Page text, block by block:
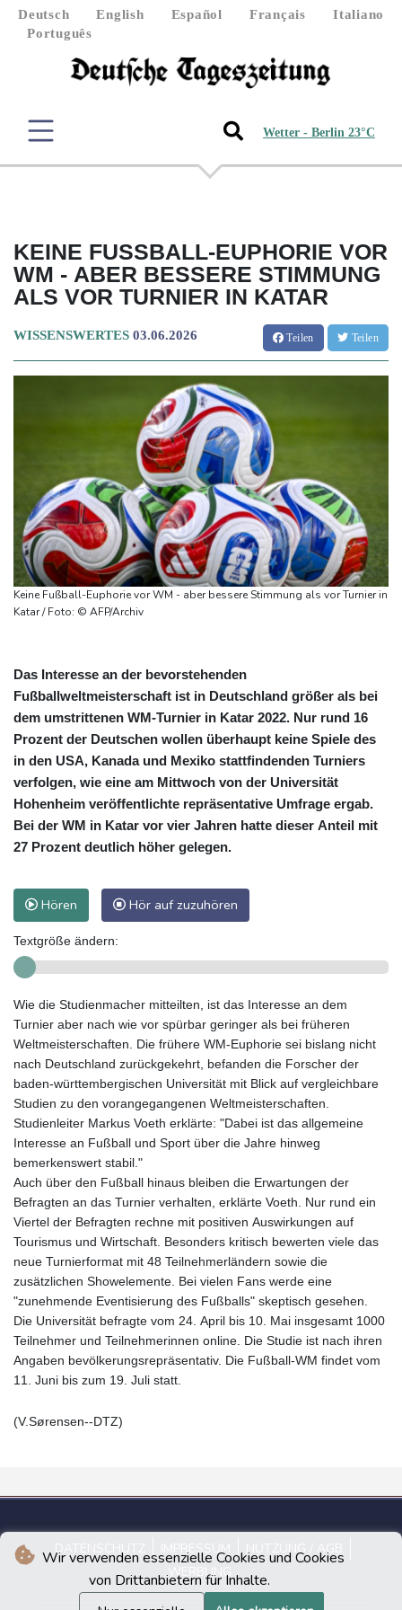
Wir verwenden essenzielle Cookies und Cookies
von Drittanbietern für Inhalte.
Deutsch English Español Français
Italiano
Português
Wetter - Berlin 23°C
KEINE FUSSBALL-EUPHORIE VOR W
M - ABER BESSERE STIMMUNG A
LS VOR TURNIER IN KATAR
WISSENSWERTES 03.06.2026 Teilen Teilen
Keine Fußball-Euphorie vor WM - aber bessere Stimmung als vor Turnier in
Katar / Foto: © AFP/Archiv
Das Interesse an der bevorstehenden
Fußballweltmeisterschaft ist in Deutschland größer als bei
dem umstrittenen WM-Turnier in Katar 2022. Nur rund 16
Prozent der Deutschen wollen überhaupt keine Spiele des
in den USA, Kanada und Mexiko stattfindenden Turniers
verfolgen, wie eine am Mittwoch von der Universität
Hohenheim veröffentlichte repräsentative Umfrage ergab.
Bei der WM in Katar vor vier Jahren hatte dieser Anteil mit
27 Prozent deutlich höher gelegen.
Hören Hör auf zuzuhören
Textgröße ändern:
Wie die Studienmacher mitteilten, ist das Interesse an dem
Turnier aber nach wie vor spürbar geringer als bei früheren
Weltmeisterschaften. Die frühere WM-Euphorie sei bislang nicht
nach Deutschland zurückgekehrt, befanden die Forscher der
baden-württembergischen Universität mit Blick auf vergleichbare
Studien zu den vorangegangenen Weltmeisterschaften.
Studienleiter Markus Voeth erklärte: "Dabei ist das allgemeine
Interesse an Fußball und Sport über die Jahre hinweg
bemerkenswert stabil."
Auch über den Fußball hinaus bleiben die Erwartungen der
Befragten an das Turnier verhalten, erklärte Voeth. Nur rund ein
Viertel der Befragten rechne mit positiven Auswirkungen auf
Tourismus und Wirtschaft. Besonders kritisch bewerten viele das
neue Turnierformat mit 48 Teilnehmerländern sowie die
zusätzlichen Showelemente. Bei vielen Fans werde eine
"zunehmende Eventisierung des Fußballs" skeptisch gesehen.
Die Universität befragte vom 24. April bis 10. Mai insgesamt 1000
Teilnehmer und Teilnehmerinnen online. Die Studie ist nach ihren
Angaben bevölkerungsrepräsentativ. Die Fußball-WM findet vom
11. Juni bis zum 19. Juli statt.
(V.Sørensen--DTZ)
DATENSCHUTZ IMPRESSUM
NUTZUNG / AGB
WERBUNG